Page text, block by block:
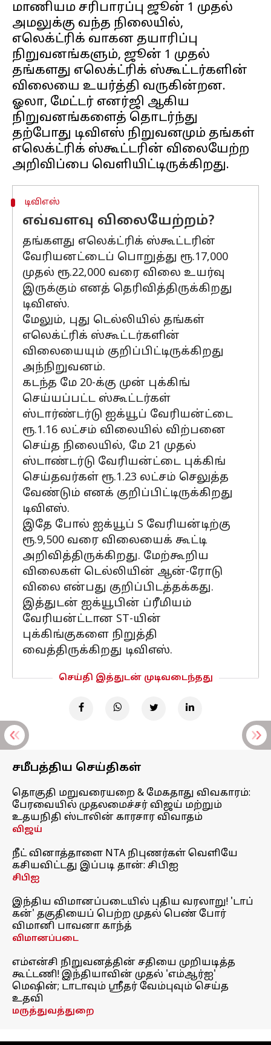
மாணியம சரிபாரப்பு ஜூன் 1 முதல்
அமலுக்கு வந்த நிலையில்,
எலெக்ட்ரிக் வாகன தயாரிப்பு
நிறுவனங்களும், ஜூன் 1 முதல்
தங்களது எலெக்ட்ரிக் ஸ்கூட்டர்களின்
விலையை உயர்த்தி வருகின்றன.
ஓலா, மேட்டர் எனர்ஜி ஆகிய
நிறுவனங்களைத் தொடர்ந்து
தற்போது டிவிஎஸ் நிறுவனமும் தங்கள்
எலெக்ட்ரிக் ஸ்கூட்டரின் விலையேற்ற
டிவிஎஸ்
எவ்வளவு விலையேற்றம்?
தங்களது எலெக்ட்ரிக் ஸ்கூட்டரின்
வேரியனட்டைப் பொறுத்து ரூ.17,000
முதல் ரூ.22,000 வரை விலை உயர்வு
இருக்கும் எனத் தெரிவித்திருக்கிறது
டிவிஎஸ்.
மேலும், புது டெல்லியில் தங்கள்
எலெக்ட்ரிக் ஸ்கூட்டர்களின்
விலையையும் குறிப்பிட்டிருக்கிறது
அந்நிறுவனம்.
கடந்த மே 20-க்கு முன் புக்கிங்
செய்யப்பட்ட ஸ்கூட்டர்கள்
ஸ்டார்ண்டர்டு ஐக்யூப் வேரியன்ட்டை
ரூ.1.16 லட்சம் விலையில் விற்பனை
செய்த நிலையில், மே 21 முதல்
ஸ்டாண்டர்டு வேரியன்ட்டை புக்கிங்
செய்தவர்கள் ரூ.1.23 லட்சம் செலுத்த
வேண்டும் எனக் குறிப்பிட்டிருக்கிறது
டிவிஎஸ்.
இதே போல் ஐக்யூப் S வேரியன்டிற்கு
ரூ.9,500 வரை விலையைக் கூட்டி
அறிவித்திருக்கிறது. மேற்கூறிய
விலைகள் டெல்லியின் ஆன்-ரோடு
விலை என்பது குறிப்பிடத்தக்கது.
இத்துடன் ஐக்யூபின் ப்ரீமியம்
வேரியன்ட்டான ST-யின்
புக்கிங்குகளை நிறுத்தி
வைத்திருக்கிறது டிவிஎஸ்.
செய்தி இத்துடன் முடிவடைந்தது
சமீபத்திய செய்திகள்
தொகுதி மறுவரையறை & மேகதாது விவகாரம்:
பேரவையில் முதலமைச்சர் விஜய் மற்றும்
உதயநிதி ஸ்டாலின் காரசார விவாதம்
விஜய்
நீட் வினாத்தாளை NTA நிபுணர்கள் வெளியே
கசியவிட்டது இப்படி தான்: சிபிஐ
சிபிஐ
இந்திய விமானப்படையில் புதிய வரலாறு! 'டாப்
கன்' தகுதியைப் பெற்ற முதல் பெண் போர்
விமானி பாவனா காந்த்
விமானப்படை
எம்என்சி நிறுவனத்தின் சதியை முறியடித்த
கூட்டணி! இந்தியாவின் முதல் 'எம்ஆர்ஐ'
மெஷின்; டாடாவும் ஸ்ரீதர் வேம்புவும் செய்த
உதவி
மருத்துவத்துறை